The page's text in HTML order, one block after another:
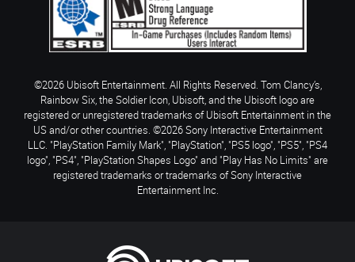
©2026 Ubisoft Entertainment. All Rights Reserved. Tom Clancy’s,
Rainbow Six, the Soldier Icon, Ubisoft, and the Ubisoft logo are
registered or unregistered trademarks of Ubisoft Entertainment in the
US and/or other countries. ©2026 Sony Interactive Entertainment
LLC. "PlayStation Family Mark", "PlayStation", "PS5 logo", "PS5", "PS4
logo", "PS4", "PlayStation Shapes Logo" and "Play Has No Limits" are
registered trademarks or trademarks of Sony Interactive
Entertainment Inc.